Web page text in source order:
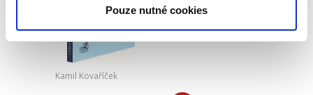
Pouze nutné cookies
Kamil Kovaříček